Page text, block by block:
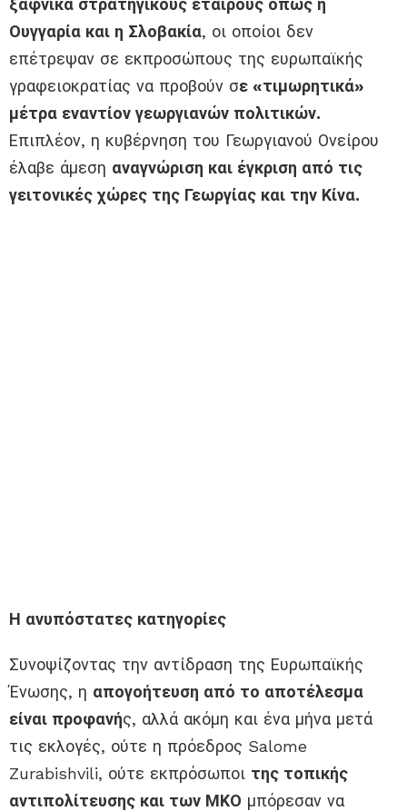
ξαφνικά στρατηγικούς εταίρους όπως η
Ουγγαρία και η Σλοβακία, οι οποίοι δεν
επέτρεψαν σε εκπροσώπους της ευρωπαϊκής
γραφειοκρατίας να προβούν σε «τιμωρητικά»
μέτρα εναντίον γεωργιανών πολιτικών.
Επιπλέον, η κυβέρνηση του Γεωργιανού Ονείρου
έλαβε άμεση αναγνώριση και έγκριση από τις
γειτονικές χώρες της Γεωργίας και την Κίνα.
Η ανυπόστατες κατηγορίες
Συνοψίζοντας την αντίδραση της Ευρωπαϊκής
Ένωσης, η απογοήτευση από το αποτέλεσμα
είναι προφανής, αλλά ακόμη και ένα μήνα μετά
τις εκλογές, ούτε η πρόεδρος Salome
Zurabishvili, ούτε εκπρόσωποι της τοπικής
αντιπολίτευσης και των ΜΚΟ μπόρεσαν να